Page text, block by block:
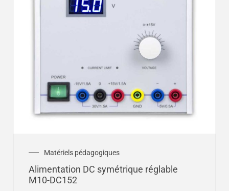
Matériels pédagogiques
Alimentation DC symétrique réglable
M10-DC152